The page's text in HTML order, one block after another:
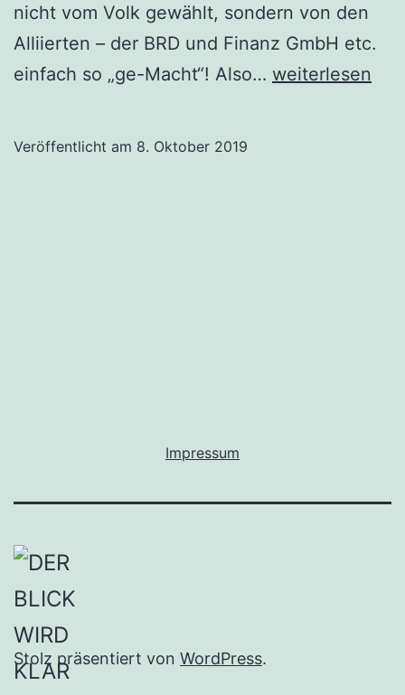
nicht vom Volk gewählt, sondern von den
Alliierten – der BRD und Finanz GmbH etc.
einfach so „ge-Macht“! Also… EWE
weiterlesen
Veröffentlicht am 8. Oktober 2019
Impressum
Stolz präsentiert von WordPress.